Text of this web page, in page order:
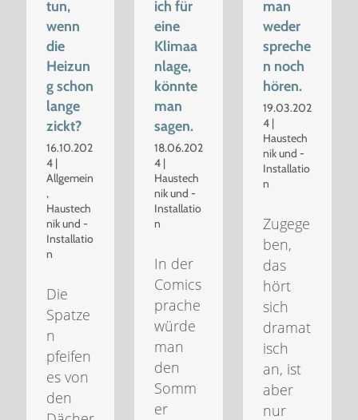
tun,
wenn
die
Heizun
g schon
lange
zickt?
16.10.202
4 |
Allgemein
,
Haustech
nik und -
Installatio
n
Die
Spatze
n
pfeifen
es von
den
ich für
eine
Klimaa
nlage,
könnte
man
sagen.
18.06.202
4 |
Haustech
nik und -
Installatio
n
In der
Comics
prache
würde
man
den
Somm
er
man
weder
spreche
n noch
hören.
19.03.202
4 |
Haustech
nik und -
Installatio
n
Zugege
ben,
das
hört
sich
dramat
isch
an, ist
aber
nur